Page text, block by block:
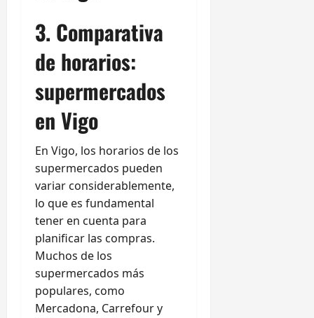
3. Comparativa
de horarios:
supermercados
en Vigo
En Vigo, los horarios de los
supermercados pueden
variar considerablemente,
lo que es fundamental
tener en cuenta para
planificar las compras.
Muchos de los
supermercados más
populares, como
Mercadona, Carrefour y